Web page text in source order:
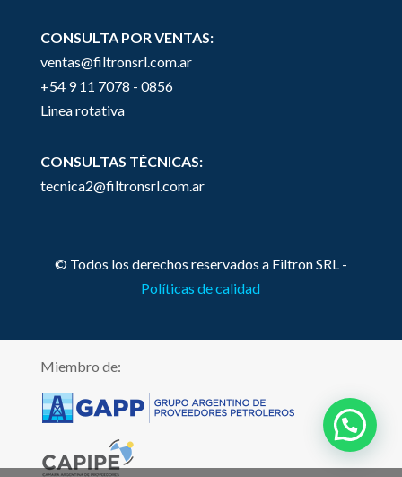
CONSULTA POR VENTAS:
ventas@filtronsrl.com.ar
+54 9 11 7078 - 0856
Linea rotativa
CONSULTAS TÉCNICAS:
tecnica2@filtronsrl.com.ar
© Todos los derechos reservados a Filtron SRL -
Políticas de calidad
Miembro de: